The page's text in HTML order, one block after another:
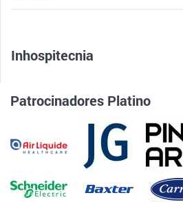
Inhospitecnia
Patrocinadores Platino